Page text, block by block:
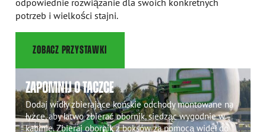
potrzeb i wielkości stajni.
ZOBACZ PRZYSTAWKI
ZAPOMNIJ O TACZCE
Dodaj widły zbierające końskie odchody montowane na
łyżce, aby łatwo zbierać obornik, siedząc wygodnie w
kabinie. Zbieraj obornik z boksów za pomocą wideł do